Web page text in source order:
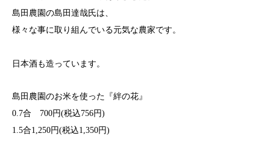
島田農園の島田達哉氏は、
様々な事に取り組んでいる元気な農家です。
日本酒も造っています。
島田農園のお米を使った『絆の花』
0.7合 700円(税込756円)
1.5合1,250円(税込1,350円)